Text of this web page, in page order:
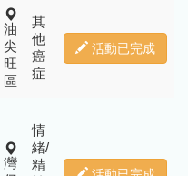
油
尖
旺
區
其
他
癌
症
活動已完成
灣
情
緒/
精